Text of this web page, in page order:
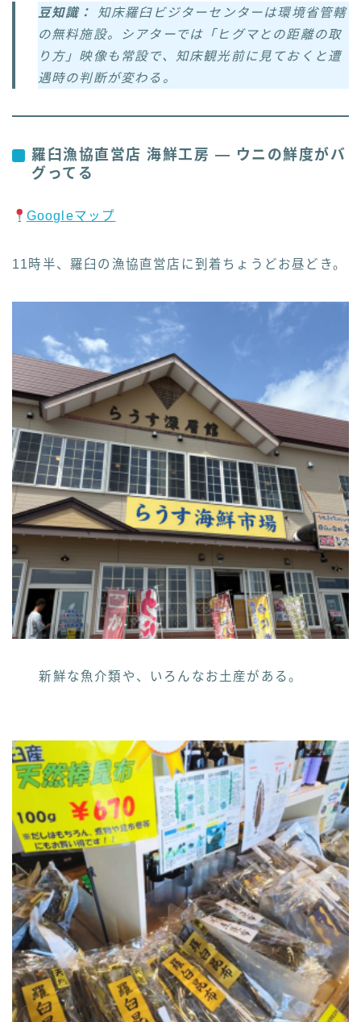
豆知識：
知床羅臼ビジターセンターは環境省管轄
の無料施設。シアターでは「ヒグマとの距離の取
り方」映像も常設で、知床観光前に見ておくと遭
遇時の判断が変わる。
羅臼漁協直営店 海鮮工房 — ウニの鮮度がバ
グってる
Googleマップ
11時半、羅臼の漁協直営店に到着ちょうどお昼どき。
新鮮な魚介類や、いろんなお土産がある。